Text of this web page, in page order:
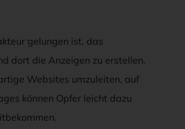
gelungen ist, das
dort die Anzeigen zu erstellen.
Websites umzuleiten, auf
können Opfer leicht dazu